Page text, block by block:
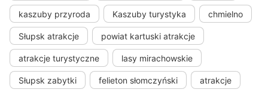
kaszuby przyroda Kaszuby turystyka chmielno
Słupsk atrakcje powiat kartuski atrakcje
atrakcje turystyczne lasy mirachowskie
Słupsk zabytki felieton słomczyński atrakcje